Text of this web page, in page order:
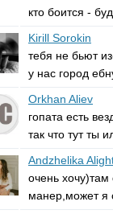
кто боится -
Kirill Sorokin
тебя не бьют
у нас город
Orkhan Aliev
гопата есть
так что тут ты
Andzhelika
очень хочу)там
манер,может я